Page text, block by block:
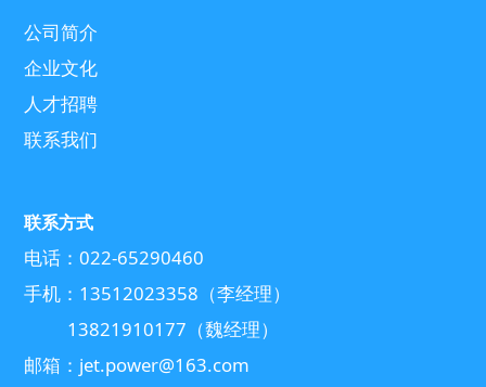
公司简介
企业文化
人才招聘
联系我们
联系方式
电话：022-65290460
手机：13512023358（李经理）
13821910177（魏经理）
邮箱：jet.power@163.com